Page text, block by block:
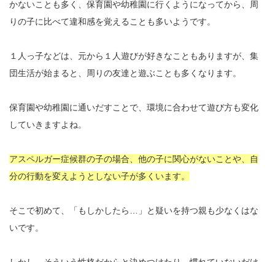
かないことも多く、保育園や幼稚園に行くようになってから、周
りの子に比べて違和感を覚えることも多いようです。
１人っ子などは、元から１人遊びが好きなこともありますが、集
団生活が始まると、周りの友達と遊ぶことも多くなります。
保育園や幼稚園に通いだすことで、環境に合わせて遊び方も変化
していきますよね。
アスペルガー症候群の子の場合、他の子に関心がないことや、自
分の行動を変えようとしない子が多くいます。
そこで初めて、「もしかしたら…」と疑いを持つ親も少なくはな
いです。